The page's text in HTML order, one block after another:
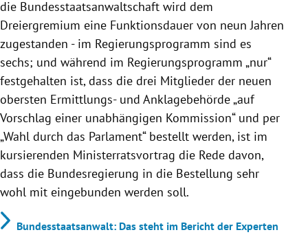
die Bundesstaatsanwaltschaft wird dem
Dreiergremium eine Funktionsdauer von neun Jahren
zugestanden - im Regierungsprogramm sind es
sechs; und während im Regierungsprogramm „nur“
festgehalten ist, dass die drei Mitglieder der neuen
obersten Ermittlungs- und Anklagebehörde „auf
Vorschlag einer unabhängigen Kommission“ und per
„Wahl durch das Parlament“ bestellt werden, ist im
kursierenden Ministerratsvortrag die Rede davon,
dass die Bundesregierung in die Bestellung sehr
wohl mit eingebunden werden soll.
Bundesstaatsanwalt: Das steht im Bericht der Experten